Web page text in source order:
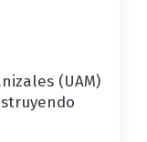
(UAM)